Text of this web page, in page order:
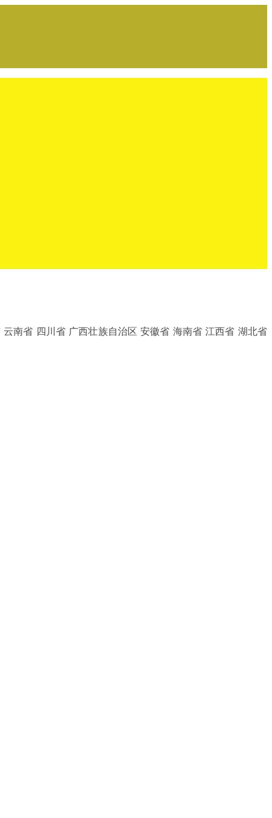
南省 四川省 广西壮族自治区 安徽省 海南省 江西省 湖北省